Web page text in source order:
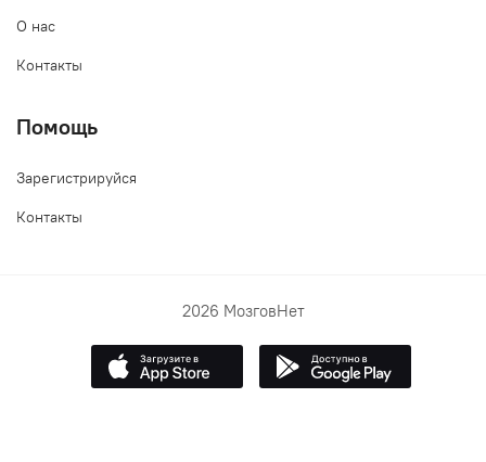
О нас
Контакты
Помощь
Зарегистрируйся
Контакты
2026 МозговНет